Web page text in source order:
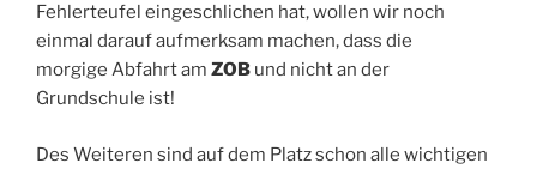
Fehlerteufel eingeschlichen hat, wollen wir noch
einmal darauf aufmerksam machen, dass die
morgige Abfahrt am ZOB und nicht an der
Grundschule ist!
Des Weiteren sind auf dem Platz schon alle wichtigen